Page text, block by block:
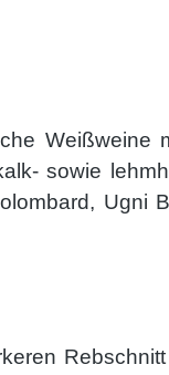
Weißweine
sowie
Ugni